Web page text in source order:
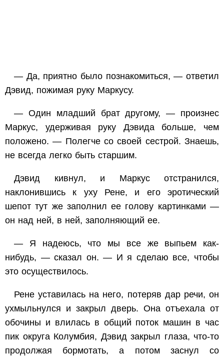
— Да, приятно было познакомиться, — ответил
Дэвид, пожимая руку Маркусу.
— Один младший брат другому, — произнес
Маркус, удерживая руку Дэвида больше, чем
положено. — Полегче со своей сестрой. Знаешь,
не всегда легко быть старшим.
Дэвид кивнул, и Маркус отстранился,
наклонившись к уху Рене, и его эротический
шепот тут же заполнил ее голову картинками —
он над ней, в ней, заполняющий ее.
— Я надеюсь, что мы все же выпьем как-
нибудь, — сказал он. — И я сделаю все, чтобы
это осуществилось.
Рене уставилась на него, потеряв дар речи, он
ухмыльнулся и закрыл дверь. Она отъехала от
обочины и влилась в общий поток машин в час
пик округа Колумбия, Дэвид закрыл глаза, что-то
продолжая бормотать, а потом заснул со